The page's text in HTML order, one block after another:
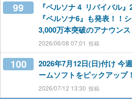
99
『ペルソナ４ リバイバル
『ペルソナ6』も発表！！
3,000万本突破のアナウンス
2026/06/08 07:01
100
2026年7月12日(日)付け 今
ームソフトをピックアップ！
2026/07/12 13:30